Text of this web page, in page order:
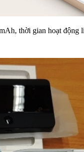
thời gian hoạt